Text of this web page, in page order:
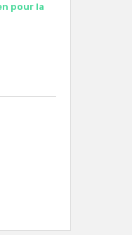
pour la